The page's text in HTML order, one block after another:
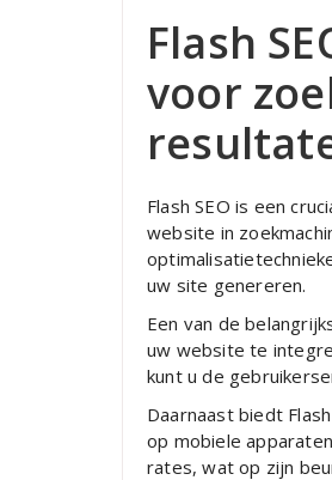
Flash
voor
Flash SEO is een
website in
uw site genereren.
Een van de
uw website te
kunt u de
Daarnaast biedt
op mobiele
rates, wat op zijn